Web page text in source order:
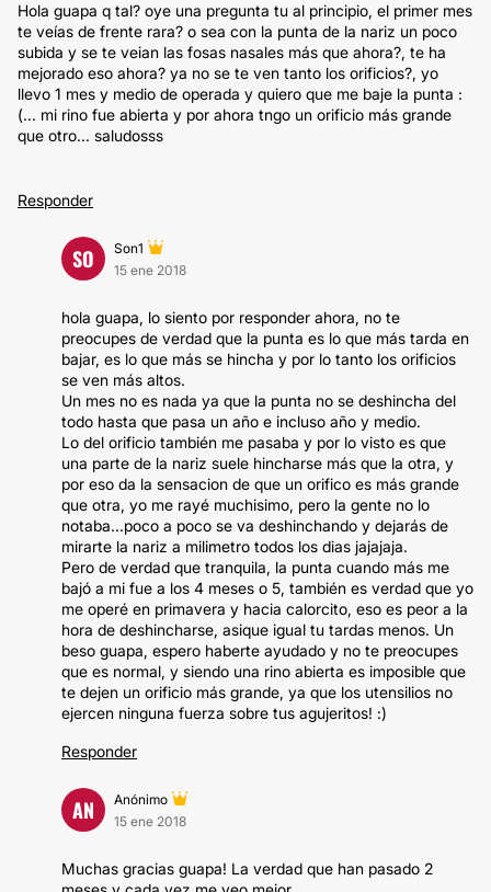
Hola guapa q tal? oye una pregunta tu al principio, el primer mes
te veías de frente rara? o sea con la punta de la nariz un poco
subida y se te veian las fosas nasales más que ahora?, te ha
mejorado eso ahora? ya no se te ven tanto los orificios?, yo
llevo 1 mes y medio de operada y quiero que me baje la punta :
(... mi rino fue abierta y por ahora tngo un orificio más grande
que otro... saludosss
Responder
SO
Son1
15 ene 2018
hola guapa, lo siento por responder ahora, no te
preocupes de verdad que la punta es lo que más tarda en
bajar, es lo que más se hincha y por lo tanto los orificios
se ven más altos.
Un mes no es nada ya que la punta no se deshincha del
todo hasta que pasa un año e incluso año y medio.
Lo del orificio también me pasaba y por lo visto es que
una parte de la nariz suele hincharse más que la otra, y
por eso da la sensacion de que un orifico es más grande
que otra, yo me rayé muchisimo, pero la gente no lo
notaba...poco a poco se va deshinchando y dejarás de
mirarte la nariz a milimetro todos los dias jajajaja.
Pero de verdad que tranquila, la punta cuando más me
bajó a mi fue a los 4 meses o 5, también es verdad que yo
me operé en primavera y hacia calorcito, eso es peor a la
hora de deshincharse, asique igual tu tardas menos. Un
beso guapa, espero haberte ayudado y no te preocupes
que es normal, y siendo una rino abierta es imposible que
te dejen un orificio más grande, ya que los utensilios no
ejercen ninguna fuerza sobre tus agujeritos! :)
Responder
AN
Anónimo
15 ene 2018
Muchas gracias guapa! La verdad que han pasado 2